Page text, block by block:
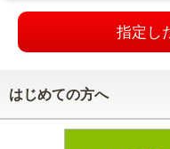
指定し
はじめての方へ